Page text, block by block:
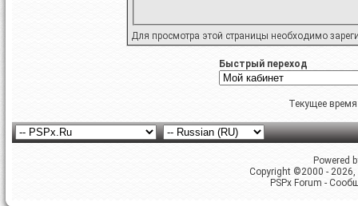
Для просмотра этой страницы необходимо
Быстрый переход
Текущее
Powered
Copyright ©2000 -
PSPx Forum -